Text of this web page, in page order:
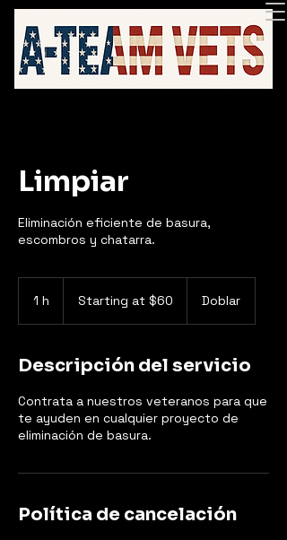
Limpiar
Eliminación eficiente de basura,
escombros y chatarra.
1 h
$60Starting at $60 Doblar
Descripción del servicio
Contrata a nuestros veteranos para que
te ayuden en cualquier proyecto de
eliminación de basura.
Política de cancelación